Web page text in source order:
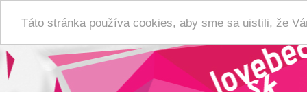
Táto stránka používa cookies, aby sme sa uistili, že